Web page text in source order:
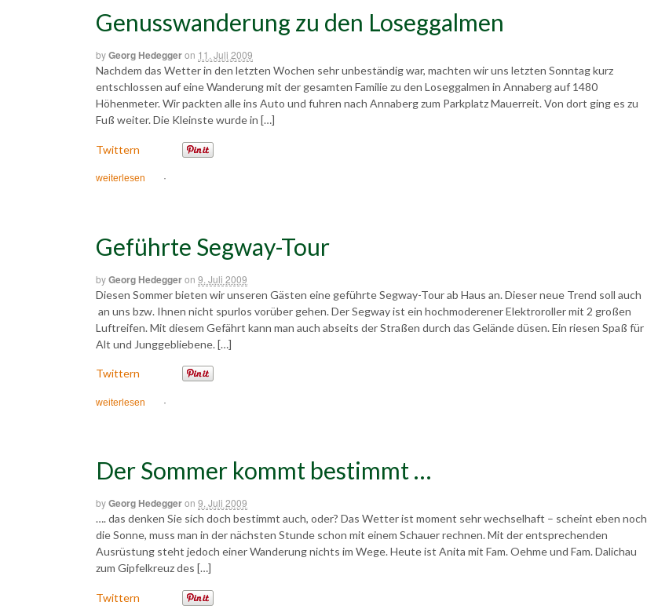
Genusswanderung zu den Loseggalmen
byGeorg Hedeggeron 11. Juli 2009
Nachdem das Wetter in den letzten Wochen sehr unbeständig war, machten wir uns letzten Sonntag kurz
entschlossen auf eine Wanderung mit der gesamten Familie zu den Loseggalmen in Annaberg auf 1480
Höhenmeter. Wir packten alle ins Auto und fuhren nach Annaberg zum Parkplatz Mauerreit. Von dort ging es zu
Fuß weiter. Die Kleinste wurde in […]
Twittern
weiterlesen ·
Geführte Segway-Tour
byGeorg Hedeggeron 9. Juli 2009
Diesen Sommer bieten wir unseren Gästen eine geführte Segway-Tour ab Haus an. Dieser neue Trend soll auch
an uns bzw. Ihnen nicht spurlos vorüber gehen. Der Segway ist ein hochmoderener Elektroroller mit 2 großen
Luftreifen. Mit diesem Gefährt kann man auch abseits der Straßen durch das Gelände düsen. Ein riesen Spaß für
Alt und Junggebliebene. […]
Twittern
weiterlesen ·
Der Sommer kommt bestimmt …
byGeorg Hedeggeron 9. Juli 2009
…. das denken Sie sich doch bestimmt auch, oder? Das Wetter ist moment sehr wechselhaft – scheint eben noch
die Sonne, muss man in der nächsten Stunde schon mit einem Schauer rechnen. Mit der entsprechenden
Ausrüstung steht jedoch einer Wanderung nichts im Wege. Heute ist Anita mit Fam. Oehme und Fam. Dalichau
zum Gipfelkreuz des […]
Twittern